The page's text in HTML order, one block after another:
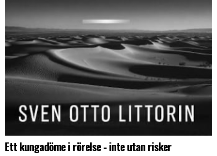
Ett kungadöme i rörelse - inte utan risker